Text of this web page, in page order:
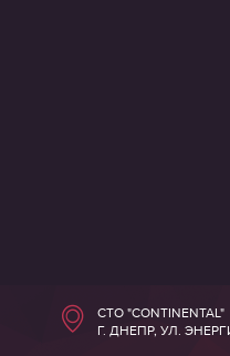
СТО "CONTINENTAL"
Г. ДНЕПР, УЛ.